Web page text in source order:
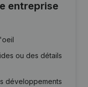
entreprise
ou des détails
développements